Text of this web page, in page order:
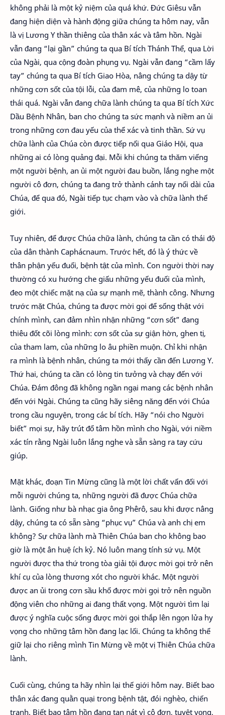
không phải là một kỷ niệm của quá khứ. Đức Giêsu vẫn
đang hiện diện và hành động giữa chúng ta hôm nay, vẫn
là vị Lương Y thần thiêng của thân xác và tâm hồn. Ngài
vẫn đang “lại gần” chúng ta qua Bí tích Thánh Thể, qua Lời
của Ngài, qua cộng đoàn phụng vụ. Ngài vẫn đang “cầm lấy
tay” chúng ta qua Bí tích Giao Hòa, nâng chúng ta dậy từ
những cơn sốt của tội lỗi, của đam mê, của những lo toan
thái quá. Ngài vẫn đang chữa lành chúng ta qua Bí tích Xức
Dầu Bệnh Nhân, ban cho chúng ta sức mạnh và niềm an ủi
trong những cơn đau yếu của thể xác và tinh thần. Sứ vụ
chữa lành của Chúa còn được tiếp nối qua Giáo Hội, qua
những ai có lòng quảng đại. Mỗi khi chúng ta thăm viếng
một người bệnh, an ủi một người đau buồn, lắng nghe một
người cô đơn, chúng ta đang trở thành cánh tay nối dài của
Chúa, để qua đó, Ngài tiếp tục chạm vào và chữa lành thế
giới.
Tuy nhiên, để được Chúa chữa lành, chúng ta cần có thái độ
của dân thành Caphácnaum. Trước hết, đó là ý thức về
thân phận yếu đuối, bệnh tật của mình. Con người thời nay
thường có xu hướng che giấu những yếu đuối của mình,
đeo một chiếc mặt nạ của sự mạnh mẽ, thành công. Nhưng
trước mặt Chúa, chúng ta được mời gọi để sống thật với
chính mình, can đảm nhìn nhận những “cơn sốt” đang
thiêu đốt cõi lòng mình: cơn sốt của sự giận hờn, ghen tị,
của tham lam, của những lo âu phiền muộn. Chỉ khi nhận
ra mình là bệnh nhân, chúng ta mới thấy cần đến Lương Y.
Thứ hai, chúng ta cần có lòng tin tưởng và chạy đến với
Chúa. Đám đông đã không ngần ngại mang các bệnh nhân
đến với Ngài. Chúng ta cũng hãy siêng năng đến với Chúa
trong cầu nguyện, trong các bí tích. Hãy “nói cho Người
biết” mọi sự, hãy trút đổ tâm hồn mình cho Ngài, với niềm
xác tín rằng Ngài luôn lắng nghe và sẵn sàng ra tay cứu
giúp.
Mặt khác, đoạn Tin Mừng cũng là một lời chất vấn đối với
mỗi người chúng ta, những người đã được Chúa chữa
lành. Giống như bà nhạc gia ông Phêrô, sau khi được nâng
dậy, chúng ta có sẵn sàng “phục vụ” Chúa và anh chị em
không? Sự chữa lành mà Thiên Chúa ban cho không bao
giờ là một ân huệ ích kỷ. Nó luôn mang tính sứ vụ. Một
người được tha thứ trong tòa giải tội được mời gọi trở nên
khí cụ của lòng thương xót cho người khác. Một người
được an ủi trong cơn sầu khổ được mời gọi trở nên nguồn
động viên cho những ai đang thất vọng. Một người tìm lại
được ý nghĩa cuộc sống được mời gọi thắp lên ngọn lửa hy
vọng cho những tâm hồn đang lạc lối. Chúng ta không thể
giữ lại cho riêng mình Tin Mừng về một vị Thiên Chúa chữa
lành.
Cuối cùng, chúng ta hãy nhìn lại thế giới hôm nay. Biết bao
thân xác đang quằn quại trong bệnh tật, đói nghèo, chiến
tranh. Biết bao tâm hồn đang tan nát vì cô đơn, tuyệt vọng,